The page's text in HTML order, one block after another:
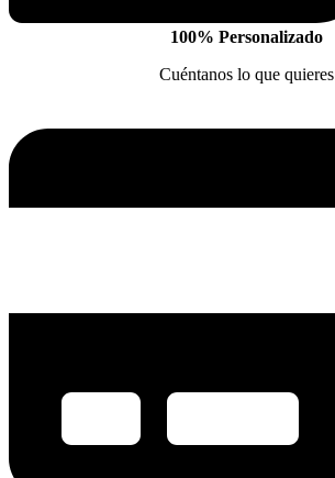
100% Personalizado
Cuéntanos lo que quieres